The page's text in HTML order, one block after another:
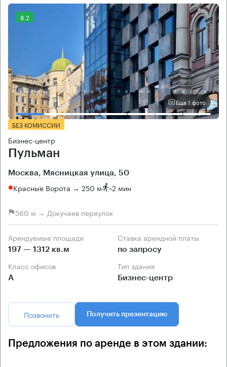
8.2
Еще 1 фото
БЕЗ КОМИССИИ
Бизнес-центр
Пульман
Москва, Мясницкая улица, 50
Красные Ворота → 250 м ~2 мин
560 м → Докучаев переулок
Арендуемые площади
197 — 1312 кв.м
Ставка арендной платы
по запросу
Класс офисов
А
Тип здания
Бизнес-центр
Позвонить Получить презентацию
Предложения по аренде в этом здании: